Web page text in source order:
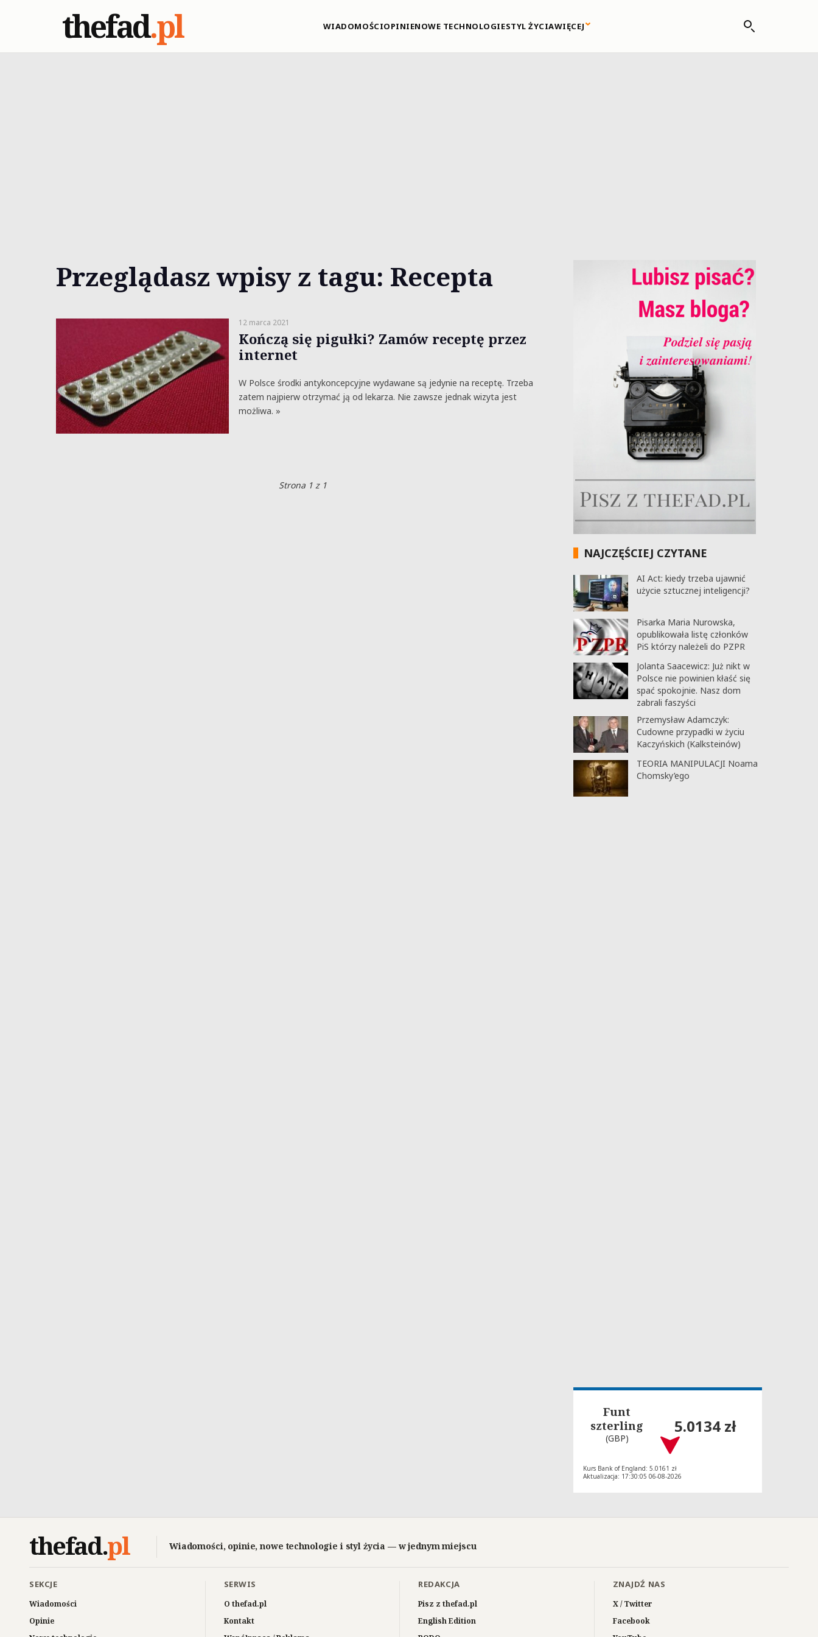
thefad.pl WIADOMOŚCIOPINIENOWE TECHNOLOGIESTYL ŻYCIAWIĘCEJ
Przeglądasz wpisy z tagu: Recepta
12 marca 2021
Kończą się pigułki? Zamów receptę przez
internet
W Polsce środki antykoncepcyjne wydawane są jedynie na receptę. Trzeba
zatem najpierw otrzymać ją od lekarza. Nie zawsze jednak wizyta jest
możliwa. »
Strona 1 z 1
NAJCZĘŚCIEJ CZYTANE
AI Act: kiedy trzeba ujawnić
użycie sztucznej inteligencji?
Pisarka Maria Nurowska,
opublikowała listę członków
PiS którzy należeli do PZPR
Jolanta Saacewicz: Już nikt w
Polsce nie powinien kłaść się
spać spokojnie. Nasz dom
zabrali faszyści
Przemysław Adamczyk:
Cudowne przypadki w życiu
Kaczyńskich (Kalksteinów)
TEORIA MANIPULACJI Noama
Chomsky’ego
Funt
szterling
(GBP)
5.0134 zł
Kurs Bank of England: 5.0161 zł
Aktualizacja: 17:30:05 06-08-2026
thefad.pl Wiadomości, opinie, nowe technologie i styl życia — w jednym miejscu
SEKCJE
Wiadomości
Opinie
SERWIS
O thefad.pl
Kontakt
REDAKCJA
Pisz z thefad.pl
English Edition
ZNAJDŹ NAS
X / Twitter
Facebook